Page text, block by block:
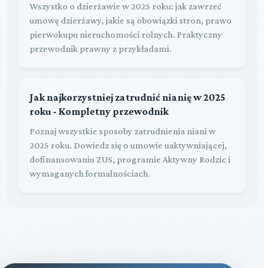
Wszystko o dzierżawie w 2025 roku: jak zawrzeć
umowę dzierżawy, jakie są obowiązki stron, prawo
pierwokupu nieruchomości rolnych. Praktyczny
przewodnik prawny z przykładami.
Jak najkorzystniej zatrudnić nianię w 2025
roku - Kompletny przewodnik
Poznaj wszystkie sposoby zatrudnienia niani w
2025 roku. Dowiedz się o umowie uaktywniającej,
dofinansowaniu ZUS, programie Aktywny Rodzic i
wymaganych formalnościach.